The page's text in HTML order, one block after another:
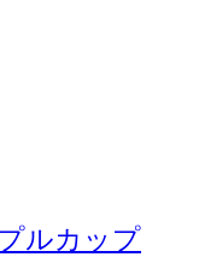
ルカップ